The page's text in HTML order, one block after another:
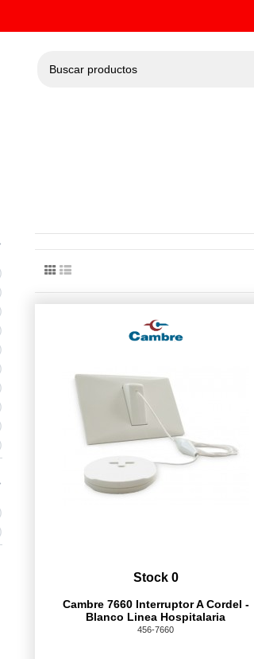
Stock 0
Cambre 7660 Interruptor A Cordel -
Blanco Linea Hospitalaria
456-7660